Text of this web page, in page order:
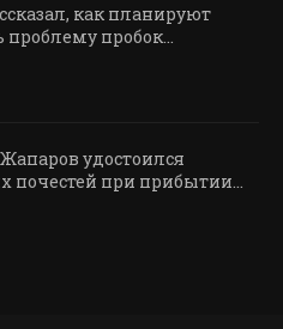
как планируют
проблему пробок...
удостоился
почестей при прибытии...